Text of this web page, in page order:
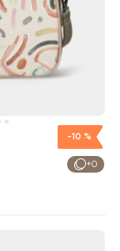
-10 %
+0